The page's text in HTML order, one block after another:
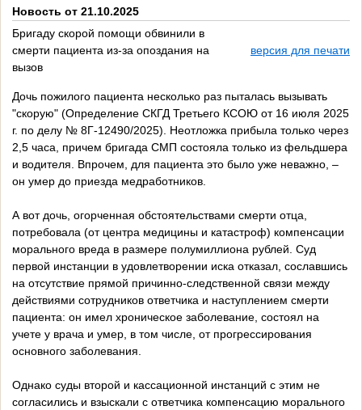
Новость от 21.10.2025
Бригаду скорой помощи обвинили в
смерти пациента из-за опоздания на
вызов
версия для печати
Дочь пожилого пациента несколько раз пыталась вызывать
"скорую" (Определение СКГД Третьего КСОЮ от 16 июля 2025
г. по делу № 8Г-12490/2025). Неотложка прибыла только через
2,5 часа, причем бригада СМП состояла только из фельдшера
и водителя. Впрочем, для пациента это было уже неважно, –
он умер до приезда медработников.
А вот дочь, огорченная обстоятельствами смерти отца,
потребовала (от центра медицины и катастроф) компенсации
морального вреда в размере полумиллиона рублей. Суд
первой инстанции в удовлетворении иска отказал, сославшись
на отсутствие прямой причинно-следственной связи между
действиями сотрудников ответчика и наступлением смерти
пациента: он имел хроническое заболевание, состоял на
учете у врача и умер, в том числе, от прогрессирования
основного заболевания.
Однако суды второй и кассационной инстанций с этим не
согласились и взыскали с ответчика компенсацию морального